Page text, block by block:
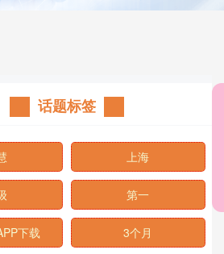
话题标签
上海
第一
下载 3个月